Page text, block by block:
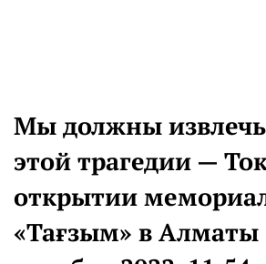
Мы должны
этой трагедии —
открытии
«Тағзым» в Алматы